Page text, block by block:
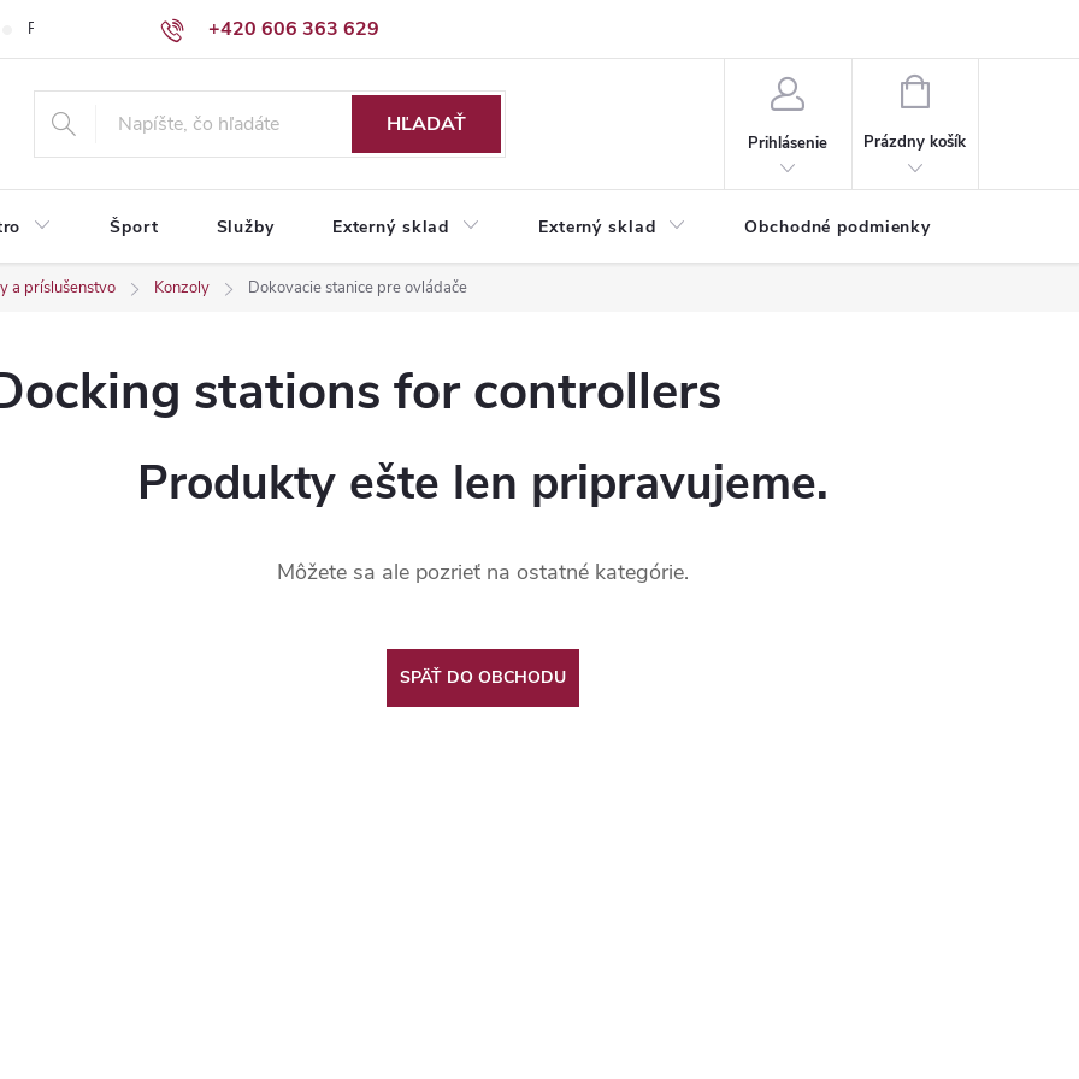
+420 606 363 629
Podmienky ochrany osobných údajov
HĽADAŤ
Prihlásenie
NÁKUPNÝ
Prázdny košík
Šport Služby Externý sklad Externý sklad Obchodné podmienky
a príslušenstvo Konzoly Dokovacie stanice pre ovládače
stations for controllers
Produkty ešte len pripravujeme.
Môžete sa ale pozrieť na ostatné kategórie.
SPÄŤ DO OBCHODU